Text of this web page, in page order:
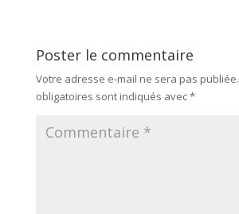
Poster le commentaire
Votre adresse e-mail ne sera pas publiée.
obligatoires sont indiqués avec*